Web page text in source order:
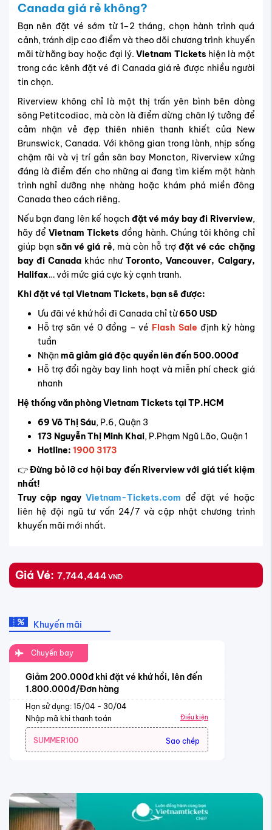
Canada giá rẻ không?
Bạn nên đặt vé sớm từ 1–2 tháng, chọn hành trình quá
cảnh, tránh dịp cao điểm và theo dõi chương trình khuyến
mãi từ hãng bay hoặc đại lý.Vietnam Tickets hiện là một
trong các kênh đặt vé đi Canada giá rẻ được nhiều người
tin chọn.
Riverview không chỉ là một thị trấn yên bình bên dòng
sông Petitcodiac, mà còn là điểm dừng chân lý tưởng để
cảm nhận vẻ đẹp thiên nhiên thanh khiết của New
Brunswick, Canada. Với không gian trong lành, nhịp sống
chậm rãi và vị trí gần sân bay Moncton, Riverview xứng
đáng là điểm đến cho những ai đang tìm kiếm một hành
trình nghỉ dưỡng nhẹ nhàng hoặc khám phá miền đông
Canada theo cách riêng.
Nếu bạn đang lên kế hoạch đặt vé máy bay đi Riverview,
hãy để Vietnam Tickets đồng hành. Chúng tôi không chỉ
giúp bạn săn vé giá rẻ, mà còn hỗ trợ đặt vé các chặng
bay đi Canadakhác nhưToronto, Vancouver, Calgary,
Halifax… với mức giá cực kỳ cạnh tranh.
Khi đặt vé tại Vietnam Tickets, bạn sẽ được:
Ưu đãi vé khứ hồi đi Canada chỉ từ650 USD
Hỗ trợ săn vé 0 đồng – vé Flash Sale định kỳ hàng
tuần
Nhận mã giảm giá độc quyền lên đến 500.000đ
Hỗ trợ đổi ngày bay linh hoạt và miễn phí check giá
nhanh
Hệ thống văn phòng Vietnam Tickets tại TP.HCM
69 Võ Thị Sáu, P.6, Quận 3
173 Nguyễn Thị Minh Khai, P.Phạm Ngũ Lão, Quận 1
Hotline: 1900 3173
👉Đừng bỏ lỡ cơ hội bay đến Riverview với giá tiết kiệm
nhất!
Truy cập ngay Vietnam-Tickets.com để đặt vé hoặc
liên hệ đội ngũ tư vấn 24/7 và cập nhật chương trình
khuyến mãi mới nhất.
Giá Vé: 7,744,444 VND
Khuyến mãi
Chuyến bay
Giảm 200.000đ khi đặt vé khứ hồi, lên đến
1.800.000đ/Đơn hàng
Hạn sử dụng: 15/04 - 30/04
Nhập mã khi thanh toán
Điều kiện
SUMMER100 Sao chép